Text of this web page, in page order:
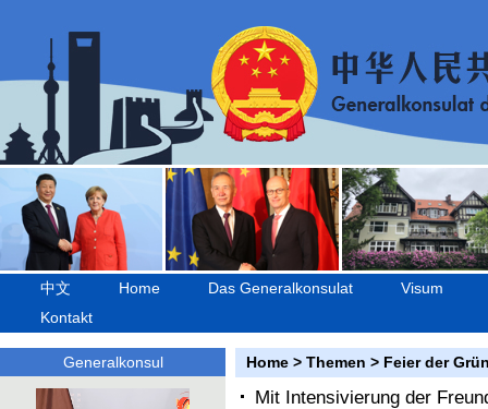
中文 Home Das Generalkonsulat
Visum
Kontakt
Generalkonsul Home > Themen > Feier der
Mit Intensivierung der